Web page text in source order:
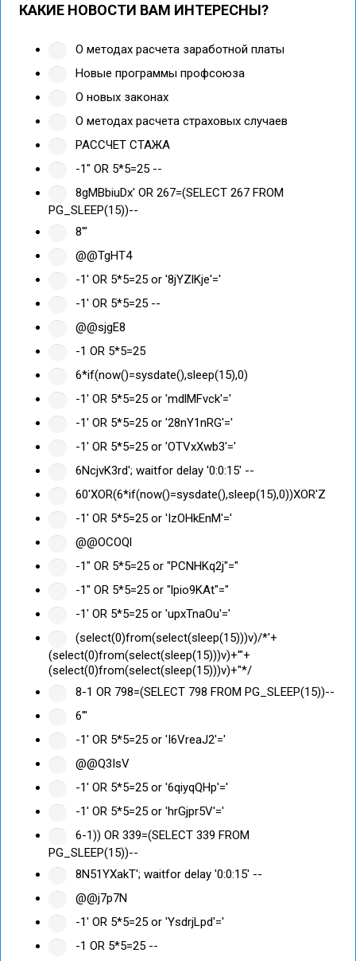
КАКИЕ НОВОСТИ ВАМ ИНТЕРЕСНЫ?
О методах расчета заработной платы
Новые программы профсоюза
О новых законах
О методах расчета страховых случаев
РАССЧЕТ СТАЖА
-1" OR 5*5=25 --
8gMBbiuDx' OR 267=(SELECT 267 FROM
PG_SLEEP(15))--
8'"
@@TgHT4
-1' OR 5*5=25 or '8jYZlKje'='
-1' OR 5*5=25 --
@@sjgE8
-1 OR 5*5=25
6*if(now()=sysdate(),sleep(15),0)
-1' OR 5*5=25 or 'mdlMFvck'='
-1' OR 5*5=25 or '28nY1nRG'='
-1' OR 5*5=25 or 'OTVxXwb3'='
6NcjvK3rd'; waitfor delay '0:0:15' --
60'XOR(6*if(now()=sysdate(),sleep(15),0))XOR'Z
-1' OR 5*5=25 or 'IzOHkEnM'='
@@OCOQl
-1" OR 5*5=25 or "PCNHKq2j"="
-1" OR 5*5=25 or "lpio9KAt"="
-1' OR 5*5=25 or 'upxTnaOu'='
(select(0)from(select(sleep(15)))v)/*'+
(select(0)from(select(sleep(15)))v)+'"+
(select(0)from(select(sleep(15)))v)+"*/
8-1 OR 798=(SELECT 798 FROM PG_SLEEP(15))--
6'"
-1' OR 5*5=25 or 'I6VreaJ2'='
@@Q3IsV
-1' OR 5*5=25 or '6qiyqQHp'='
-1' OR 5*5=25 or 'hrGjpr5V'='
6-1)) OR 339=(SELECT 339 FROM
PG_SLEEP(15))--
8N51YXakT'; waitfor delay '0:0:15' --
@@j7p7N
-1' OR 5*5=25 or 'YsdrjLpd'='
-1 OR 5*5=25 --